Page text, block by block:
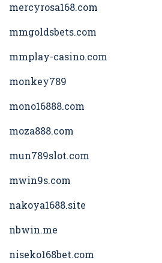
mercyrosa168.com
mmgoldsbets.com
mmplay-casino.com
monkey789
mono16888.com
moza888.com
mun789slot.com
mwin9s.com
nakoya1688.site
nbwin.me
niseko168bet.com